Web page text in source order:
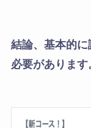
結論、基本的
必要があります